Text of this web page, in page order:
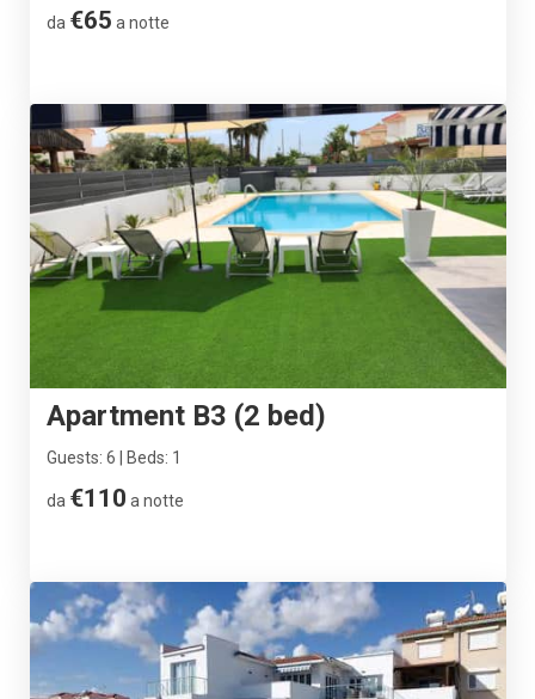
da €65 a notte
Apartment B3 (2 bed)
Guests: 6 | Beds: 1
da €110 a notte